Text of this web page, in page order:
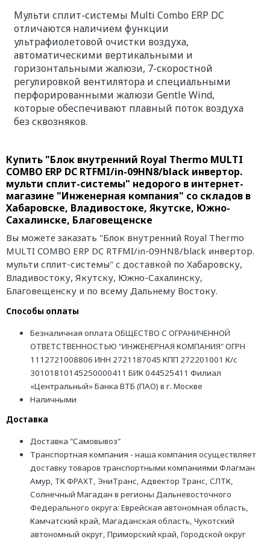
Мульти сплит-системы Multi Combo ERP DC
отличаются наличием функции
ультрафиолетовой очистки воздуха,
автоматическими вертикальными и
горизонтальными жалюзи, 7-скоростной
регулировкой вентилятора и специальными
перфорированными жалюзи Gentle Wind,
которые обеспечивают плавный поток воздуха
без сквозняков.
Купить "Блок внутренний Royal Thermo MULTI
COMBO ERP DC RTFMI/in-09HN8/black инвертор.
мульти сплит-системы" недорого в интернет-
магазине "Инженерная компания" со складов в
Хабаровске, Владивостоке, Якутске, Южно-
Сахалинске, Благовещенске
Вы можете заказать "Блок внутренний Royal Thermo
MULTI COMBO ERP DC RTFMI/in-09HN8/black инвертор.
мульти сплит-системы" с доставкой по Хабаровску,
Владивостоку, Якутску, Южно-Сахалинску,
Благовещенску и по всему Дальнему Востоку.
Способы оплаты
Безналичная оплата ОБЩЕСТВО С ОГРАНИЧЕННОЙ
ОТВЕТСТВЕННОСТЬЮ "ИНЖЕНЕРНАЯ КОМПАНИЯ" ОГРН
1112721008806 ИНН 2721187045 КПП 272201001 К/с
30101810145250000411 БИК 044525411 Филиал
«Центральный» Банка ВТБ (ПАО) в г. Москве
Наличными
Доставка
Доставка "Самовывоз"
Транспортная компания - наша компания осуществляет
доставку товаров транспортными компаниями Флагман
Амур, ТК ФРАХТ, ЭниТранс, Адвектор Транс, СЛТК,
Солнечный Магадан в регионы Дальневосточного
Федерального округа: Еврейская автономная область,
Камчатский край, Магаданская область, Чукотский
автономный округ, Приморский край, Городской округ